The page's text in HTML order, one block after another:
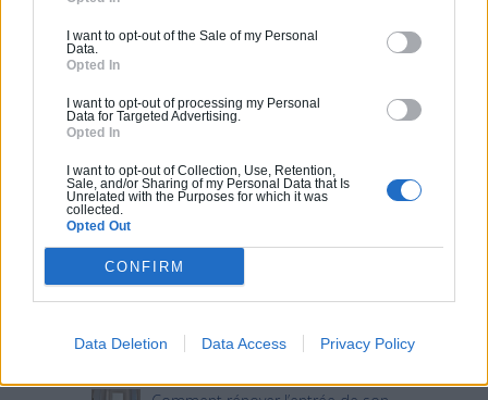
I want to opt-out of the Sale of my Personal
Data.
Opted In
I want to opt-out of processing my Personal
Data for Targeted Advertising.
Opted In
I want to opt-out of Collection, Use, Retention,
Sale, and/or Sharing of my Personal Data that Is
Unrelated with the Purposes for which it was
collected.
Opted Out
CONFIRM
Data Deletion Data Access Privacy Policy
Articles récents
Comment choisir un claustra pour
Comment aménager l’entrée
extérieure de sa maison ?
conseils pour garder sa maison au